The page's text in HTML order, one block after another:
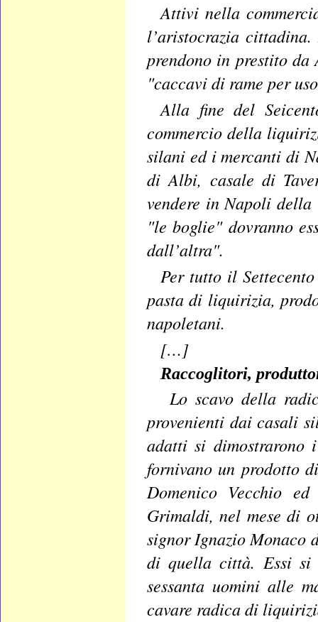
Attivi nella
l’aristocrazia
prendono in prestito da
"caccavi di rame per
Alla fine del
commercio della
silani ed i mercanti di
di Albi, casale di
vendere in Napoli
"le boglie" dovranno
dall’altra".
Per tutto il
pasta di liquirizia,
napoletani.
[…]
Raccoglitori,
Lo scavo della
provenienti dai casali
adatti si dimostrarono
fornivano un prodotto
Domenico Vecchio
Grimaldi, nel mese di
signor Ignazio Monaco
di quella città. Essi si
sessanta uomini alle
cavare radica di